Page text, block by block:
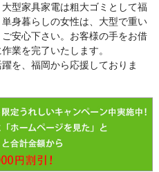
型家具家電は粗大ゴミとして福
身暮らしの女性は、大型で重い
安心下さい。お客様の手をお借
業を完了いたします。
を、福岡から応援しておりま